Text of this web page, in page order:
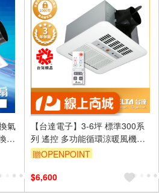
氣
氣
【台達電子】3-6坪 標準300系
列 遙控 多功能循環涼暖風機
110V/220V 三年保固
B)
贈OPENPOINT
$6,600